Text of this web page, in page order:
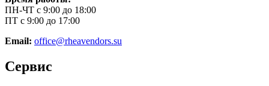
ПН-ЧТ с 9:00 до 18:00
ПТ с 9:00 до 17:00
Email: office@rheavendors.su
Сервис